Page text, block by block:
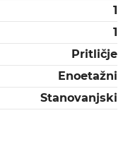
1
1
Pritličje
Enoetažni
Stanovanjski